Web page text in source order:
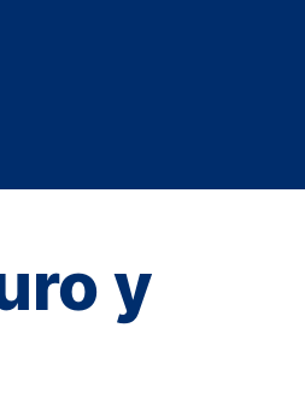
y